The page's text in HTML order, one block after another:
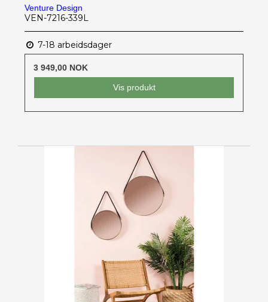
Venture Design
VEN-7216-339L
7-18 arbeidsdager
3 949,00 NOK
Vis produkt